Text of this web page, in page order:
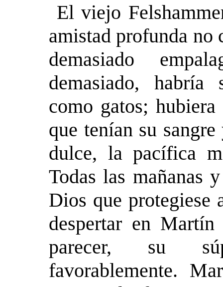
El viejo
amistad profunda no
demasiado
demasiado,
como gatos; hubiera
que tenían su
dulce, la pacífica
Todas las mañanas
Dios que protegiese
despertar en
parecer, su
favorablemente.